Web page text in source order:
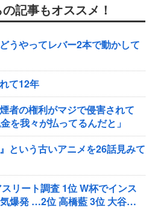
記事もオススメ！
うやってレバー2本で動かして
て12年
者の権利がマジで侵害されて
我々が払ってるんだと」
という古いアニメを26話見みて
リート調査 1位 W杯でインス
爆発 …2位 高橋藍 3位 大谷翔